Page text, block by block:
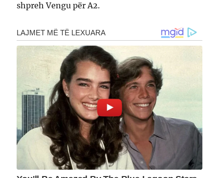
shpreh Vengu për A2.